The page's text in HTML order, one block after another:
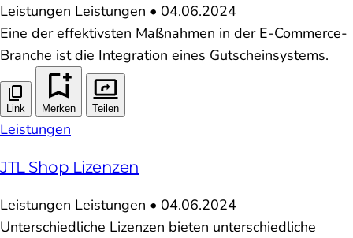
Leistungen Leistungen • 04.06.2024
Eine der effektivsten Maßnahmen in der E-Commerce-
Branche ist die Integration eines Gutscheinsystems.
Link Merken Teilen
Leistungen
JTL Shop Lizenzen
Leistungen Leistungen • 04.06.2024
Unterschiedliche Lizenzen bieten unterschiedliche